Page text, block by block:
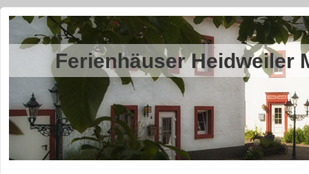
Ferienhäuser Heidweiler